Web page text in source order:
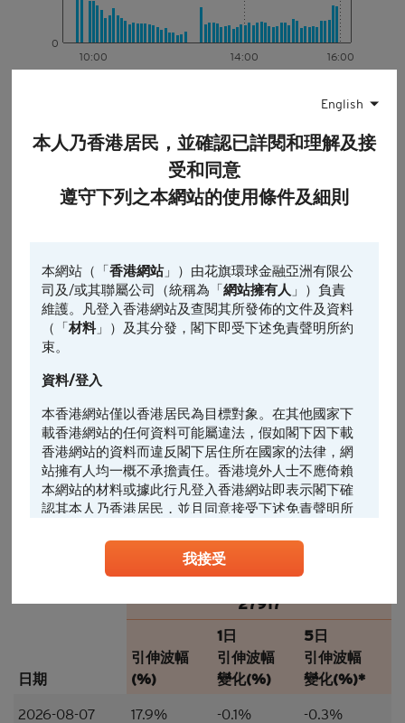
English
本人乃香港居民，並確認已詳閱和理解及接
受和同意
遵守下列之本網站的使用條件及細則
本網站（「香港網站」）由花旗環球金融亞洲有限公
司及/或其聯屬公司（統稱為「網站擁有人 」）負責
維護。凡登入香港網站及查閱其所發佈的文件及資料
（「材料」）及其分發，閣下即受下述免責聲明所約
束。
資料/登入
本香港網站僅以香港居民為目標對象。在其他國家下
載香港網站的任何資料可能屬違法，假如閣下因下載
香港網站的資料而違反閣下居住所在國家的法律，網
站擁有人均一概不承擔責任。香港境外人士不應倚賴
本網站的材料或據此行凡登入香港網站即表示閣下確
認其本人乃香港居民，並且同意接受下述免責聲明所
任何人士登入本香港網站或可能管有其中所載材料，
應當查明及遵照任何適用的限制（包括本文所載
擁有人絕不承擔責任。本香港網站所載的任何資料嚴
禁於適用法律或法規不容許分發、傳送、披露或發佈
的地區複製、分發、傳送、披露或發佈給當地人士，
特別要注意的是，本網站所載的資料不得帶進或傳送
見1933年美國《證券法》S規例）傳閱。為遵守適用
我接受
10:00 14:00 16:00
0
27/07 28/07 29/07 30/07 31/07 03/08 04/08 05/08 06/08
-0.4
-0.24
-0.16
-0.08
27917引伸波幅變動(%)
(最少延遲15分鐘)
27917
日期
引伸波幅
(%)
1日
引伸波幅
變化(%)
5日
引伸波幅
變化(%)*
2026-08-07 17.9% -0.1% -0.3%